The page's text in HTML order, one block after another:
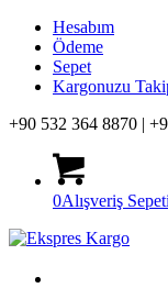
Hesabım
Ödeme
Sepet
Kargonuzu
+90 532 364 8870 |
0Alışveriş Sepeti